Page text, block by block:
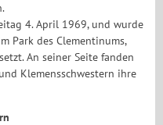
4. April 1969, und wurde
Park des Clementinums,
An seiner Seite fanden
Klemensschwestern ihre